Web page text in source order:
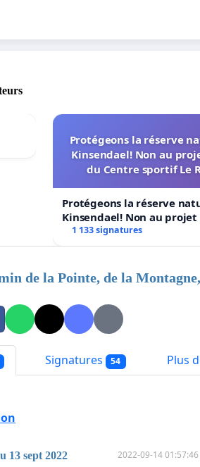
Protégeons la réserve
Kinsendael! Non au
du Centre sportif Le
Protégeons la réserve
Kinsendael! Non au
Centre sportif Le Roseau!
1 133 signatures
de la Pointe, de la
Signatures 54 Plus
13 sept 2022 2022-09-14 01:57:46